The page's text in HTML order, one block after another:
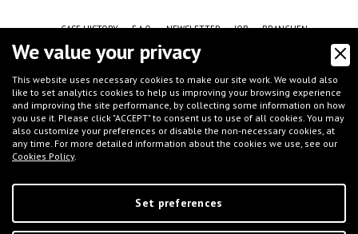
CASE HISTORY F.A.Q. NEWSLETTER JOB BRANCHEN
©IFT S.r.l.- Via G.Galilei, 8 - 46032 Castelbelforte (MN), Italy - tel.
P.IVA: 02233400205 | C.C.I.A.A. di MN 02233400205 - REA: MN-235528 | Share
capital (i.v.): € 50.000,00 | PEC: ift@messaggipec.it
We value your privacy
This website uses necessary cookies to make our site work. We would also
like to set analytics cookies to help us improving your browsing experience
and improving the site performance, by collecting some information on how
you use it. Please click "ACCEPT" to consent us to use of all cookies. You may
also customize your preferences or disable the non-necessary cookies, at
any time. For more detailed information about the cookies we use, see our
Cookies Policy.
Set preferences